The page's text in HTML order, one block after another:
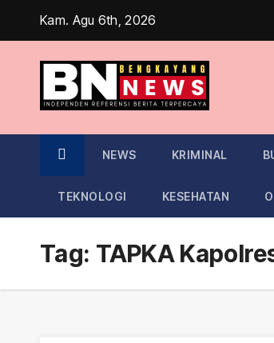
content
Kam. Agu 6th, 2026
NEWS KRIMINAL
TEKNOLOGI KESEHATAN
Tag: TAPKA